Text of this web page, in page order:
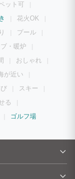
ット可
花火OK
プール
・暖炉
おしゃれ
が近い
スキー
る
ゴルフ場